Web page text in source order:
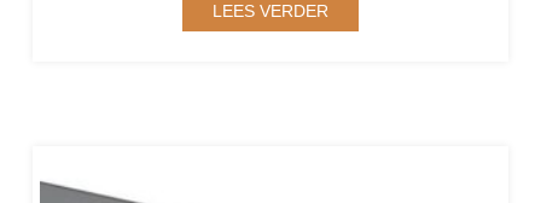
LEES VERDER